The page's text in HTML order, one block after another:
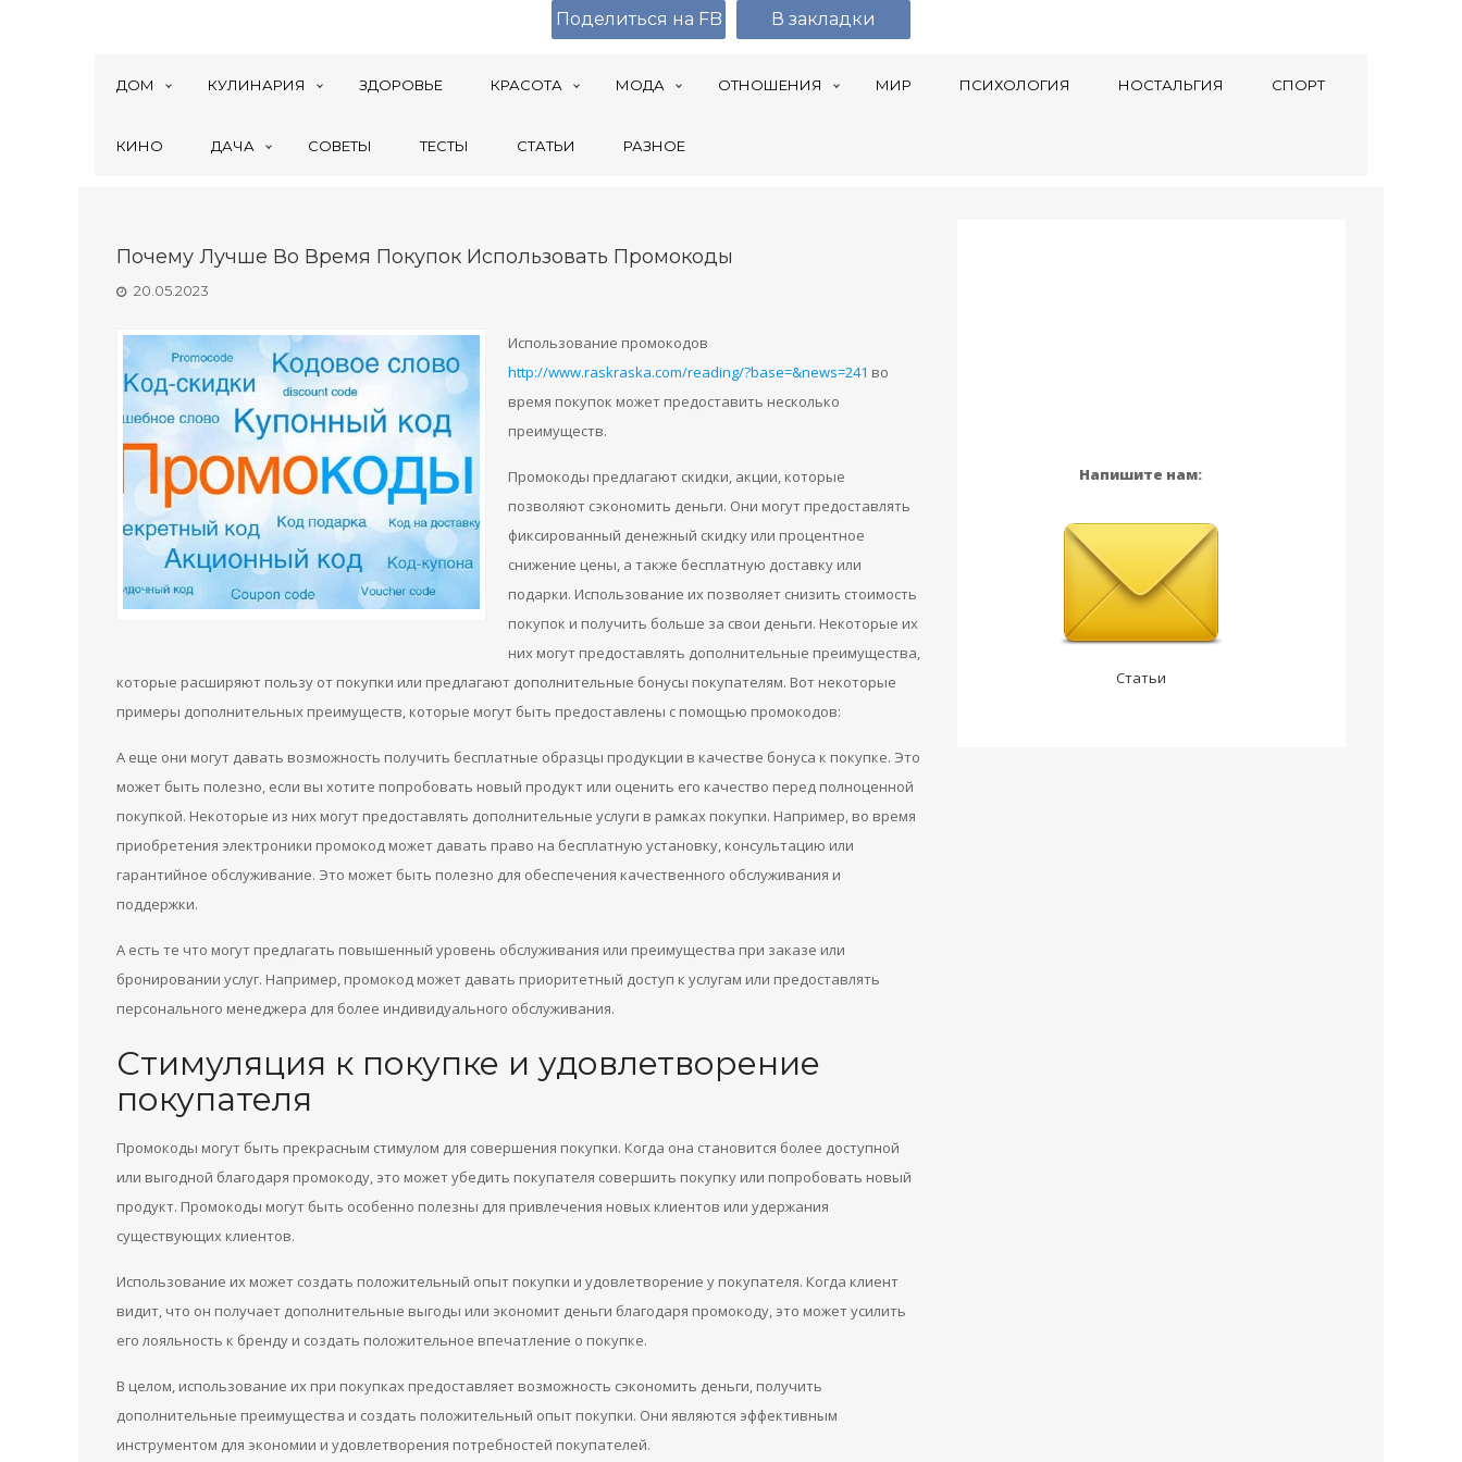
ДОМ КУЛИНАРИЯ ЗДОРОВЬЕ КРАСОТА МОДА ОТНОШЕНИЯ МИР ПСИХОЛОГИЯ НОСТАЛЬГИЯ СПОРТ
КИНО ДАЧА СОВЕТЫ ТЕСТЫ СТАТЬИ РАЗНОЕ
Почему Лучше Во Время Покупок Использовать Промокоды
20.05.2023
Использование промокодов
http://www.raskraska.com/reading/?base=&news=241 во
время покупок может предоставить несколько
преимуществ.
Промокоды предлагают скидки, акции, которые
позволяют сэкономить деньги. Они могут предоставлять
фиксированный денежный скидку или процентное
снижение цены, а также бесплатную доставку или
подарки. Использование их позволяет снизить стоимость
покупок и получить больше за свои деньги. Некоторые их
них могут предоставлять дополнительные преимущества,
которые расширяют пользу от покупки или предлагают дополнительные бонусы покупателям. Вот некоторые
примеры дополнительных преимуществ, которые могут быть предоставлены с помощью промокодов:
А еще они могут давать возможность получить бесплатные образцы продукции в качестве бонуса к покупке. Это
может быть полезно, если вы хотите попробовать новый продукт или оценить его качество перед полноценной
покупкой. Некоторые из них могут предоставлять дополнительные услуги в рамках покупки. Например, во время
приобретения электроники промокод может давать право на бесплатную установку, консультацию или
гарантийное обслуживание. Это может быть полезно для обеспечения качественного обслуживания и
поддержки.
А есть те что могут предлагать повышенный уровень обслуживания или преимущества при заказе или
бронировании услуг. Например, промокод может давать приоритетный доступ к услугам или предоставлять
персонального менеджера для более индивидуального обслуживания.
Стимуляция к покупке и удовлетворение
покупателя
Промокоды могут быть прекрасным стимулом для совершения покупки. Когда она становится более доступной
или выгодной благодаря промокоду, это может убедить покупателя совершить покупку или попробовать новый
продукт. Промокоды могут быть особенно полезны для привлечения новых клиентов или удержания
существующих клиентов.
Использование их может создать положительный опыт покупки и удовлетворение у покупателя. Когда клиент
видит, что он получает дополнительные выгоды или экономит деньги благодаря промокоду, это может усилить
его лояльность к бренду и создать положительное впечатление о покупке.
В целом, использование их при покупках предоставляет возможность сэкономить деньги, получить
дополнительные преимущества и создать положительный опыт покупки. Они являются эффективным
инструментом для экономии и удовлетворения потребностей покупателей.
Напишите нам:
Статьи
Поделиться на FB В закладки